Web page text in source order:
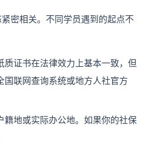
密相关。不同学员遇到的起点不
证书在法律效力上基本一致，但
联网查询系统或地方人社官方
籍地或实际办公地。如果你的社保